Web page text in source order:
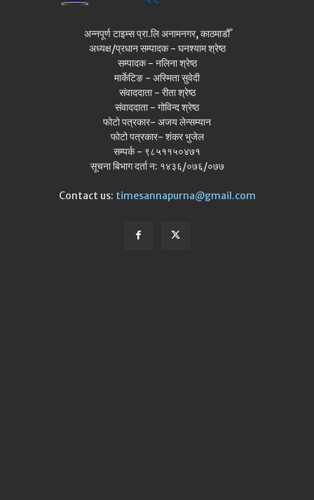
अन्नपूर्ण टाइम्स प्रा.लि अनामनगर, काठमाडौँ
अध्यक्ष/प्रधान सम्पादक - घनश्याम श्रेष्ठ
सम्पादक - नलिना श्रेष्ठ
मार्केटिङ - अस्मिता सुवेदी
संवाददाता - रीता श्रेष्ठ
संवाददाता - गोविन्द श्रेष्ठ
फोटो पत्रकार- अजय लेन्सम्यान
फोटो पत्रकार- शंकर भुजेल
सम्पर्क - ९८५११५०४७१
सूचना बिभाग दर्ता न: १४३६/०७६/०७७
Contact us: timesannapurna@gmail.com